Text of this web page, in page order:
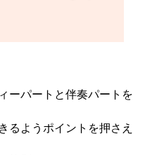
ーパートと伴奏パートを
るようポイントを押さえ